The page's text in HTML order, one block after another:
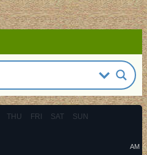
THU FRI SAT SUN
AM